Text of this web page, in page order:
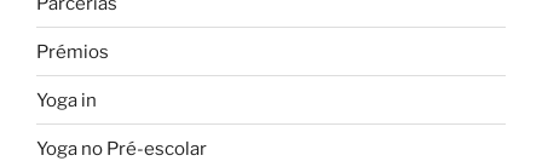
Prémios
Yoga in
Yoga no Pré-escolar